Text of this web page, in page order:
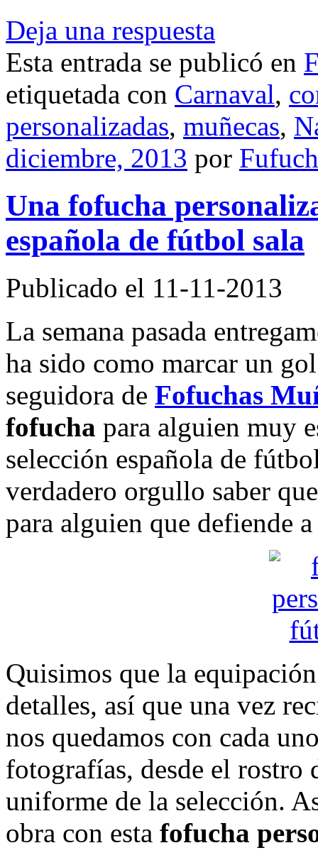
Deja una respuesta
Esta entrada se publicó en
etiquetada con Carnaval,
personalizadas, muñecas,
diciembre, 2013 por
Una fofucha
española de fútbol sala
Publicado el 11-11-2013
La semana pasada
ha sido como marcar un
seguidora de Fofuchas
fofucha para alguien muy
selección española de
verdadero orgullo saber
para alguien que defiende
Quisimos que la
detalles, así que una vez
nos quedamos con cada
fotografías, desde el rostro
uniforme de la selección.
obra con esta fofucha